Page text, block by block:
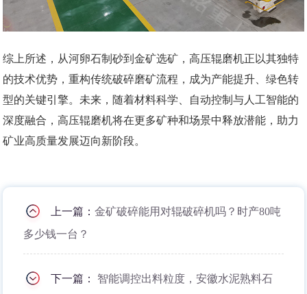
综上所述，从河卵石制砂到金矿选矿，高压辊磨机正以其独特
的技术优势，重构传统破碎磨矿流程，成为产能提升、绿色转
型的关键引擎。未来，随着材料科学、自动控制与人工智能的
深度融合，高压辊磨机将在更多矿种和场景中释放潜能，助力
矿业高质量发展迈向新阶段。
上一篇：金矿破碎能用对辊破碎机吗？时产80吨
多少钱一台？
下一篇： 智能调控出料粒度，安徽水泥熟料石